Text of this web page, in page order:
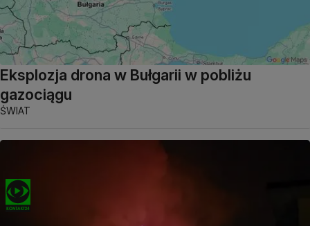
Eksplozja drona w Bułgarii w pobliżu
gazociągu
ŚWIAT